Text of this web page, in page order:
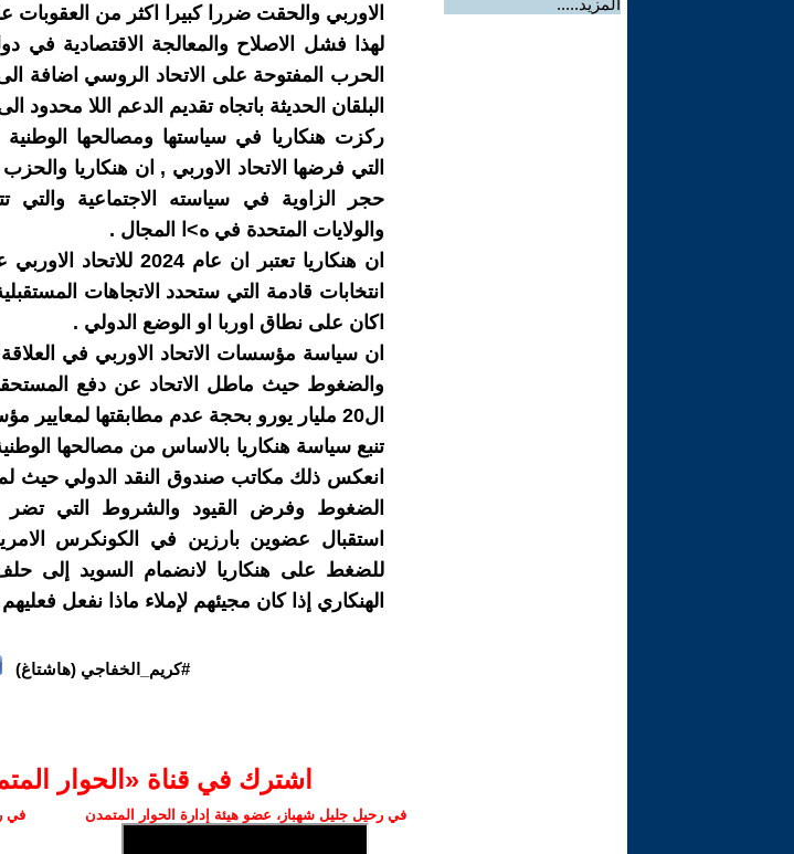
المزيد.....
الاوربي والحقت ضررا كبيرا اكثر من العقوبات
لهذا فشل الاصلاح والمعالجة الاقتصادية في
الحرب المفتوحة على الاتحاد الروسي اضافة
البلقان الحديثة باتجاه تقديم الدعم اللا محدود
ركزت هنكاريا في سياستها ومصالحها
التي فرضها الاتحاد الاوربي , ان هنكاريا والحزب
حجر الزاوية في سياسته الاجتماعية والتي
والولايات المتحدة في ه>ا المجال .
ان هنكاريا تعتبر ان عام
انتخابات قادمة التي ستحدد الاتجاهات
اكان على نطاق اوربا او الوضع الدولي .
ان سياسة مؤسسات الاتحاد الاوربي في
والضغوط حيث ماطل الاتحاد عن دفع
ال20 مليار يورو بحجة عدم مطابقتها لمعايير مؤسسات الاتحاد الاوربي .
تنبع سياسة هنكاريا بالاساس من مصالحها
انعكس ذلك مكاتب صندوق النقد الدولي حيث
الضغوط وفرض القيود والشروط التي تضر
استقبال عضوين بارزين في الكونكرس
للضغط على هنكاريا لانضمام السويد إلى
الهنكاري إذا كان مجيئهم لإملاء ماذا نفعل فعليهم
#كريم_الخفاجي (هاشتاغ)
اشترك في قناة ‫«الحوار
في رحيل جليل شهباز، عضو هيئة إدارة الحوار المتمدن في